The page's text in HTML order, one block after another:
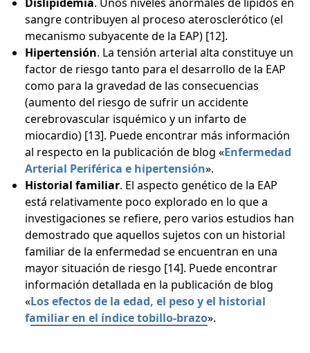
Dislipidemia. Unos niveles anormales de lípidos en
sangre contribuyen al proceso aterosclerótico (el
mecanismo subyacente de la EAP) [12].
Hipertensión. La tensión arterial alta constituye un
factor de riesgo tanto para el desarrollo de la EAP
como para la gravedad de las consecuencias
(aumento del riesgo de sufrir un accidente
cerebrovascular isquémico y un infarto de
miocardio) [13]. Puede encontrar más información
al respecto en la publicación de blog «Enfermedad
Arterial Periférica e hipertensión».
Historial familiar. El aspecto genético de la EAP
está relativamente poco explorado en lo que a
investigaciones se refiere, pero varios estudios han
demostrado que aquellos sujetos con un historial
familiar de la enfermedad se encuentran en una
mayor situación de riesgo [14]. Puede encontrar
información detallada en la publicación de blog
«Los efectos de la edad, el peso y el historial
familiar en el índice tobillo-brazo».